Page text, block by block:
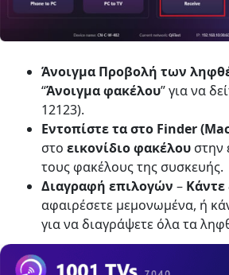
Άνοιγμα Προβολή των
“Άνοιγμα φακέλου” για να
12123).
Εντοπίστε τα στο Finder
στο εικονίδιο φακέλου στην
τους φακέλους της συσκευής.
Διαγραφή επιλογών – Κάντε
αφαιρέσετε μεμονωμένα, ή
για να διαγράψετε όλα τα